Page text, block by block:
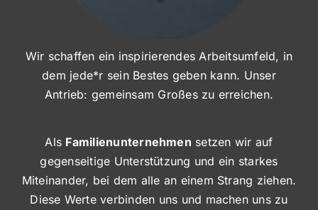
Wir schaffen ein inspirierendes Arbeitsumfeld, in
dem jede*r sein Bestes geben kann. Unser
Antrieb: gemeinsam Großes zu erreichen.
Als Familienunternehmen setzen wir auf
gegenseitige Unterstützung und ein starkes
Miteinander, bei dem alle an einem Strang ziehen.
Diese Werte verbinden uns und machen uns zu